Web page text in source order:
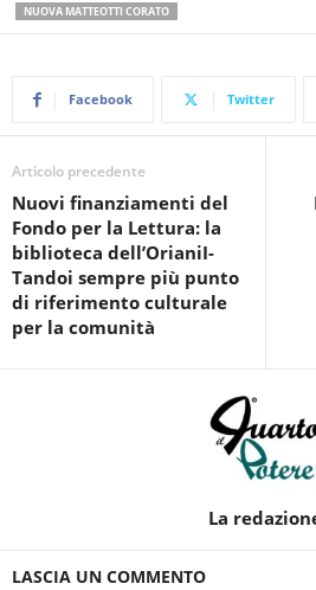
NUOVA MATTEOTTI CORATO
Facebook Twitter
Articolo precedente
Nuovi finanziamenti del
Fondo per la Lettura: la
biblioteca dell’OrianiI-
Tandoi sempre più punto
di riferimento culturale
per la comunità
La
LASCIA UN COMMENTO